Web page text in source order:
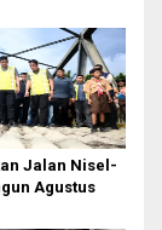
Jalan Nisel-
Agustus